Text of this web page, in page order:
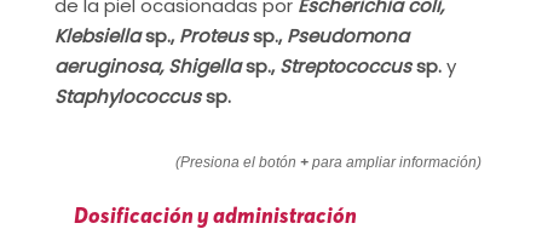
Klebsiellasp., Proteussp., Pseudomona
aeruginosa, Shigellasp., Streptococcussp.y
Staphylococcussp.
(Presiona el botón+ para ampliar información)
Dosificación y administración